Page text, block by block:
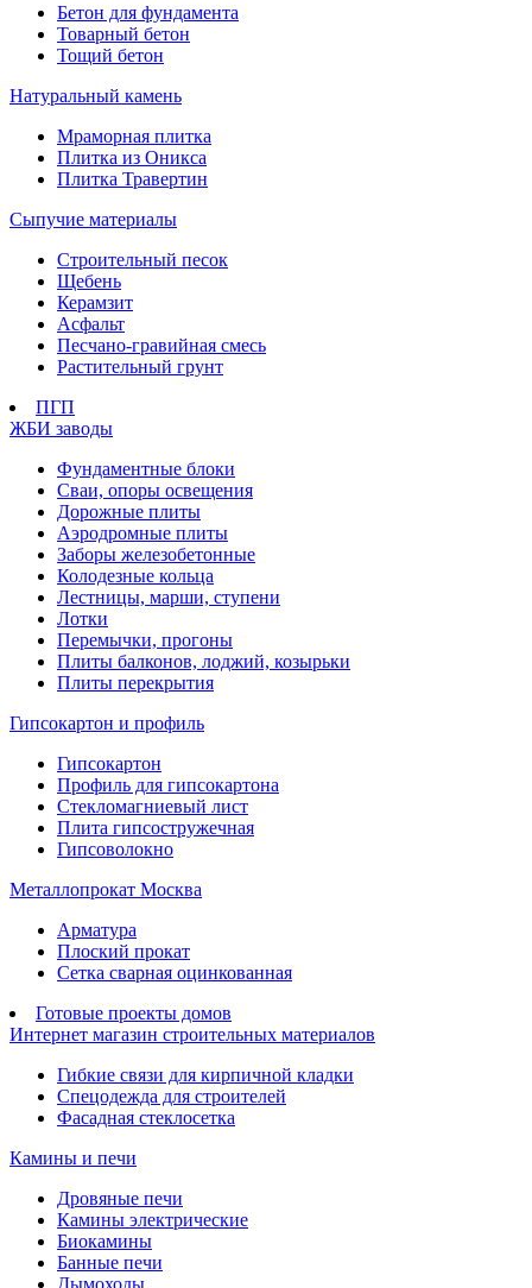
Бетон для фундамента
Товарный бетон
Тощий бетон
Натуральный камень
Мраморная плитка
Плитка из Оникса
Плитка Травертин
Сыпучие материалы
Строительный песок
Щебень
Керамзит
Асфальт
Песчано-гравийная смесь
Растительный грунт
ПГП
ЖБИ заводы
Фундаментные блоки
Сваи, опоры освещения
Дорожные плиты
Аэродромные плиты
Заборы железобетонные
Колодезные кольца
Лестницы, марши, ступени
Лотки
Перемычки, прогоны
Плиты балконов, лоджий, козырьки
Плиты перекрытия
Гипсокартон и профиль
Гипсокартон
Профиль для гипсокартона
Стекломагниевый лист
Плита гипсостружечная
Гипсоволокно
Металлопрокат Москва
Арматура
Плоский прокат
Сетка сварная оцинкованная
Готовые проекты домов
Интернет магазин строительных материалов
Гибкие связи для кирпичной кладки
Спецодежда для строителей
Фасадная стеклосетка
Камины и печи
Дровяные печи
Камины электрические
Биокамины
Банные печи
Дымоходы